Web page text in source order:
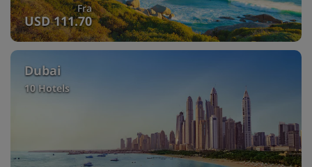
Fra
USD 111.70
Dubai
10 Hotels